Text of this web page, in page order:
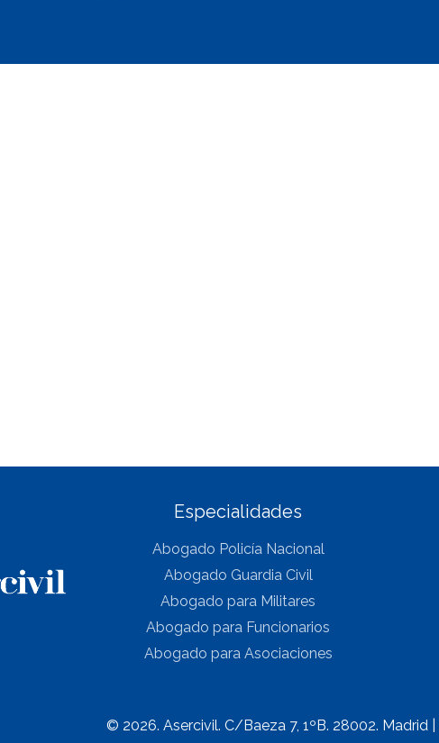
Especialidades
Abogado Policía Nacional
Abogado Guardia Civil
Abogado para Militares
Abogado para Funcionarios
Abogado para Asociaciones
© 2026. Asercivil. C/Baeza 7, 1ºB. 28002. Madrid |